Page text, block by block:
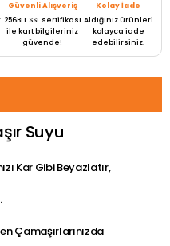
Güvenli Alışveriş
256BIT SSL sertifikası
ile kart bilgileriniz
güvende!
Kolay İade
Aldığınız ürünleri
kolayca iade
edebilirsiniz.
Suyu
Kar Gibi Beyazlatır,
Çamaşırlarınızda